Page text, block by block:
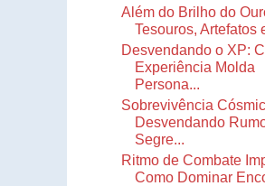
Além do Brilho do
Tesouros, Artefatos
Desvendando o XP:
Experiência Molda
Persona...
Sobrevivência
Desvendando
Segre...
Ritmo de Combate
Como Dominar